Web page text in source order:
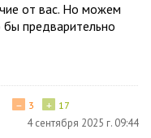
от вас. Но можем
предварительно
+ 17
− 3
4 сентября 2025 г. 09:44